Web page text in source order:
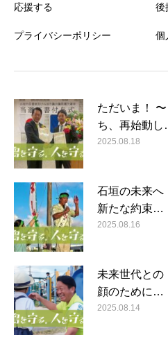
応援する
プライバシーポリシー
後
個
ただいま！
ち、再始動
2025.08.18
石垣の未来へ
新たな約束…
2025.08.16
未来世代との
顔のために…
2025.08.14